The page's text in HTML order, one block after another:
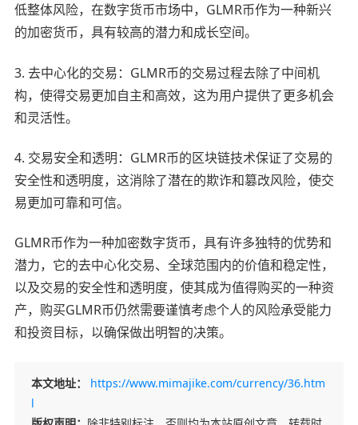
低整体风险，在数字货币市场中，GLMR币作为一种新兴
的加密货币，具有较高的潜力和成长空间。
3. 去中心化的交易：GLMR币的交易过程去除了中间机
构，使得交易更加自主和高效，这为用户提供了更多机会
和灵活性。
4. 交易安全和透明：GLMR币的区块链技术保证了交易的
安全性和透明度，这消除了潜在的欺诈和篡改风险，使交
易更加可靠和可信。
GLMR币作为一种加密数字货币，具有许多独特的优势和
潜力，它的去中心化交易、全球范围内的价值和稳定性，
以及交易的安全性和透明度，使其成为值得购买的一种资
产，购买GLMR币仍然需要谨慎考虑个人的风险承受能力
和投资目标，以确保做出明智的决策。
本文地址：
https://www.mimajike.com/currency/36.htm
l